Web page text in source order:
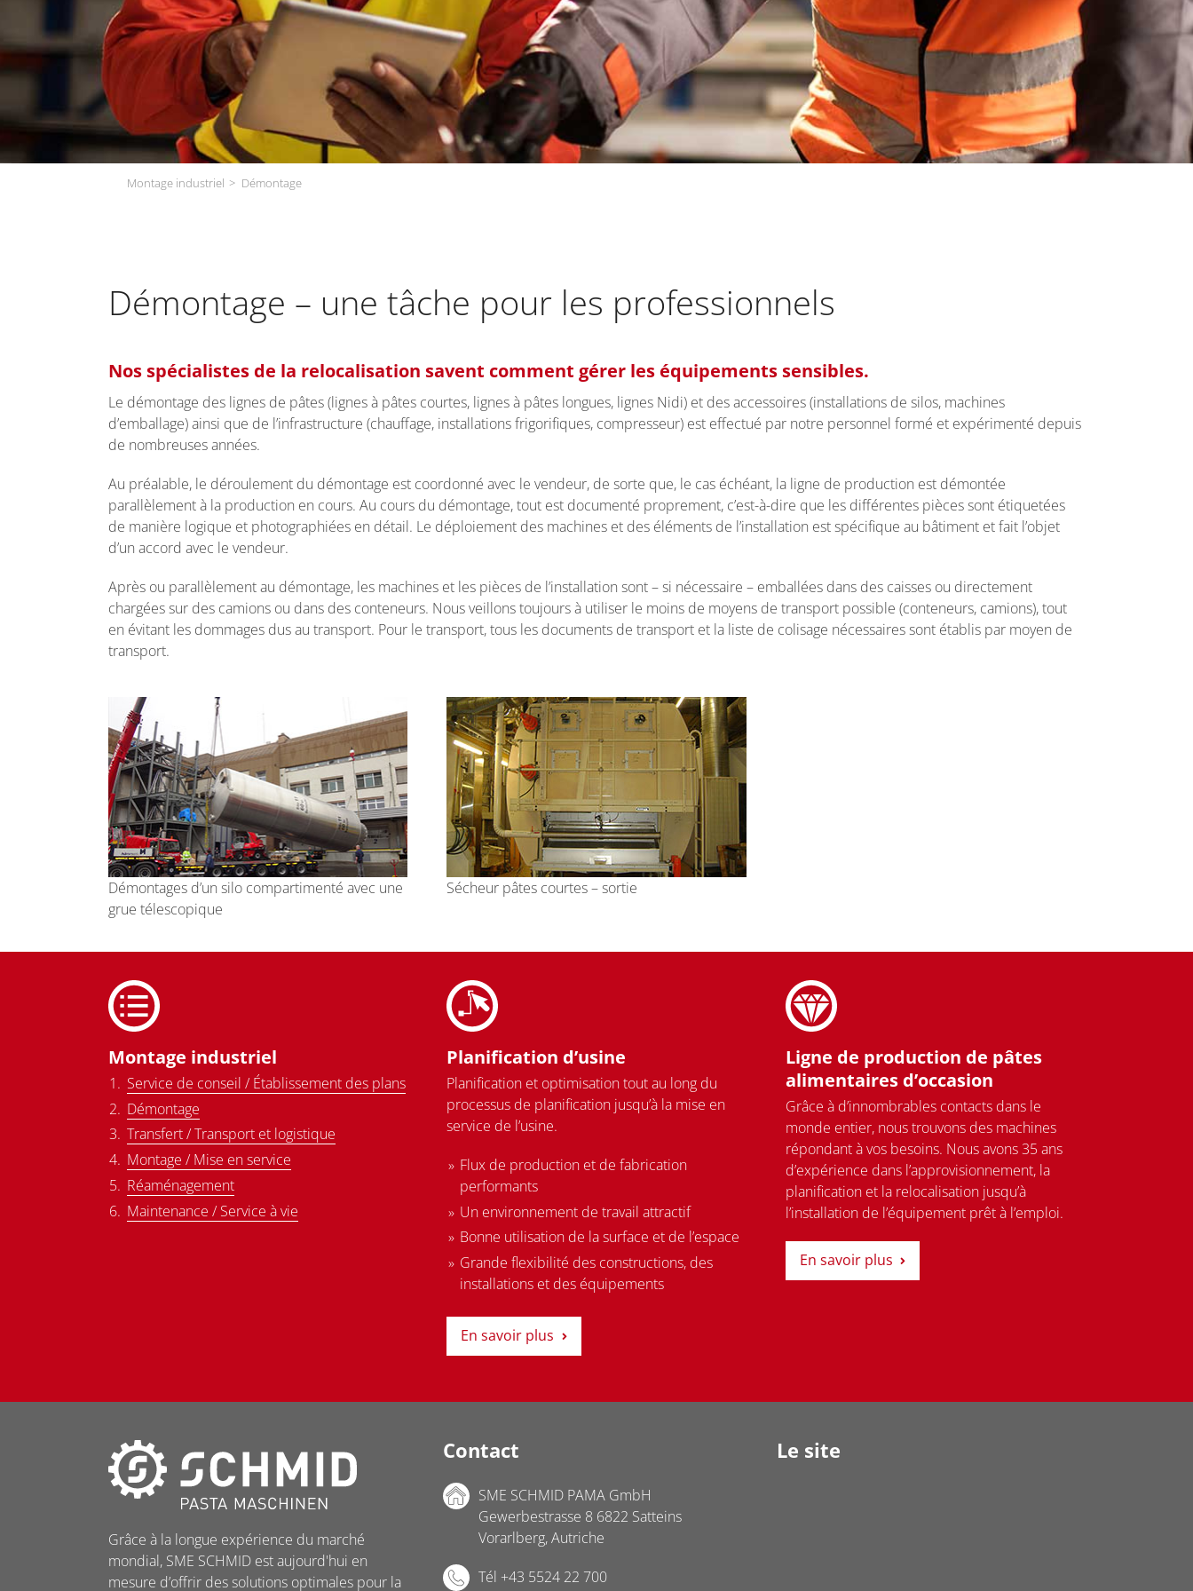
Montage industriel Démontage
Démontage – une tâche pour les professionnels
Nos spécialistes de la relocalisation savent comment gérer les équipements sensibles.
Le démontage des lignes de pâtes (lignes à pâtes courtes, lignes à pâtes longues, lignes Nidi) et des accessoires (installations de silos, machines
d’emballage) ainsi que de l’infrastructure (chauffage, installations frigorifiques, compresseur) est effectué par notre personnel formé et expérimenté depuis
de nombreuses années.
Au préalable, le déroulement du démontage est coordonné avec le vendeur, de sorte que, le cas échéant, la ligne de production est démontée
parallèlement à la production en cours. Au cours du démontage, tout est documenté proprement, c’est-à-dire que les différentes pièces sont étiquetées
de manière logique et photographiées en détail. Le déploiement des machines et des éléments de l’installation est spécifique au bâtiment et fait l’objet
d’un accord avec le vendeur.
Après ou parallèlement au démontage, les machines et les pièces de l’installation sont – si nécessaire – emballées dans des caisses ou directement
chargées sur des camions ou dans des conteneurs. Nous veillons toujours à utiliser le moins de moyens de transport possible (conteneurs, camions), tout
en évitant les dommages dus au transport. Pour le transport, tous les documents de transport et la liste de colisage nécessaires sont établis par moyen de
transport.
Démontages d’un silo compartimenté avec une
grue télescopique
Sécheur pâtes courtes – sortie
Montage industriel
Service de conseil / Établissement des plans
Démontage
Transfert / Transport et logistique
Montage / Mise en service
Réaménagement
Maintenance / Service à vie
Planification d’usine
Planification et optimisation tout au long du
processus de planification jusqu’à la mise en
service de l’usine.
Flux de production et de fabrication
performants
Un environnement de travail attractif
Bonne utilisation de la surface et de l’espace
Grande flexibilité des constructions, des
installations et des équipements
En savoir plus
Ligne de production de pâtes
alimentaires d’occasion
Grâce à d’innombrables contacts dans le
monde entier, nous trouvons des machines
répondant à vos besoins. Nous avons 35 ans
d’expérience dans l’approvisionnement, la
planification et la relocalisation jusqu’à
l’installation de l’équipement prêt à l’emploi.
En savoir plus
Grâce à la longue expérience du marché
mondial, SME SCHMID est aujourd'hui en
mesure d’offrir des solutions optimales pour la
Contact
SME SCHMID PAMA GmbH
Gewerbestrasse 8 6822 Satteins
Vorarlberg, Autriche
Tél +43 5524 22 700
Le site